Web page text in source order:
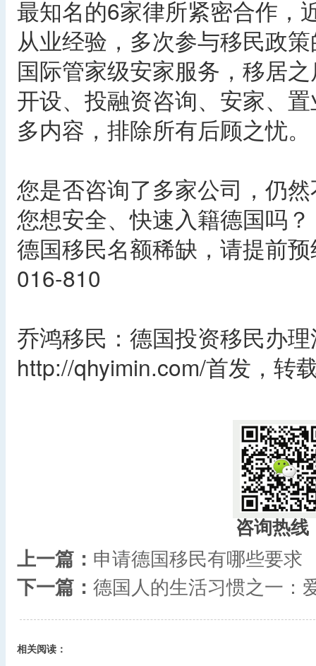
最知名的6家律所紧密合作，
从业经验，多次参与移民政
国际管家级安家服务，移居
开设、投融资咨询、安家、
多内容，排除所有后顾之忧。
您是否咨询了多家公司，仍
您想安全、快速入籍德国吗？
德国移民名额稀缺，请提前
016-810
乔鸿移民：德国投资移民办
http://qhyimin.com/首发，转
咨询热线
上一篇： 申请德国移民有哪些要求
下一篇： 德国人的生活习惯之一：
相关阅读：